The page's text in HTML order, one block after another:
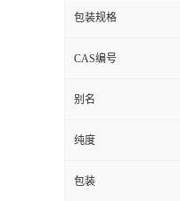
包装规格
CAS编号
别名
纯度
包装